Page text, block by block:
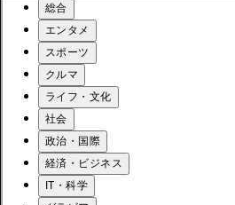
総合
エンタメ
スポーツ
クルマ
ライフ・文化
社会
政治・国際
経済・ビジネス
IT・科学